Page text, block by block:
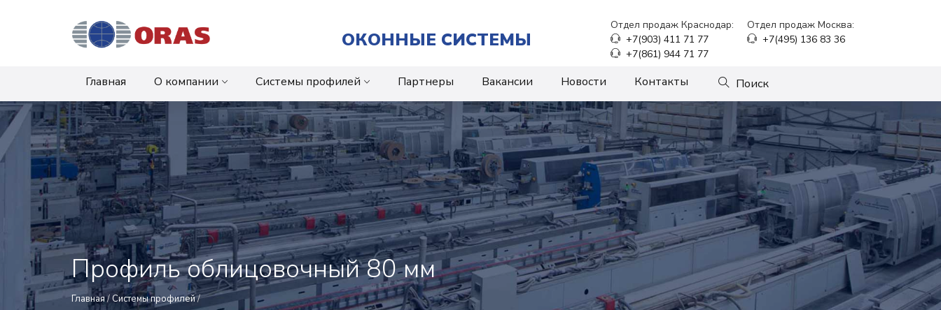
ОКОННЫЕ СИСТЕМЫ
Отдел продаж Краснодар:
+7(903) 411 71 77
+7(861) 944 71 77
Отдел продаж Москва:
+7(495) 136 83 36
Главная О компании Системы профилей Партнеры Вакансии Новости Контакты Поиск
Профиль облицовочный 80 мм
Главная/Системы профилей/